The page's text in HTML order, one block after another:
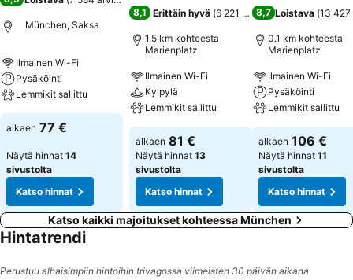
München, Saksa
Ilmainen Wi-Fi
Pysäköinti
Lemmikit sallittu
alkaen 77 €
Näytä hinnat 14
sivustolta
Katso hinnat
8,1 Erittäin hyvä (6 221 arviota )
1.5 km kohteesta
Marienplatz
Ilmainen Wi-Fi
Kylpylä
Lemmikit sallittu
alkaen 81 €
Näytä hinnat 13
sivustolta
Katso hinnat
8,7 Loistava (13 427
0.1 km kohteesta
Marienplatz
Ilmainen Wi-Fi
Pysäköinti
Lemmikit sallittu
alkaen 106 €
Näytä hinnat 11
sivustolta
Katso hinnat
Katso kaikki majoitukset kohteessa München
Hintatrendi
Perustuu alhaisimpiin hintoihin trivagossa viimeisten 30 päivän aikana